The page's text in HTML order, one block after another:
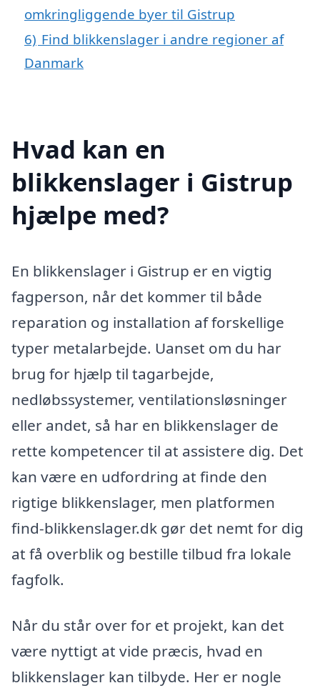
omkringliggende byer til Gistrup
6) Find blikkenslager i andre regioner af
Danmark
Hvad kan en
blikkenslager i Gistrup
hjælpe med?
En blikkenslager i Gistrup er en vigtig
fagperson, når det kommer til både
reparation og installation af forskellige
typer metalarbejde. Uanset om du har
brug for hjælp til tagarbejde,
nedløbssystemer, ventilationsløsninger
eller andet, så har en blikkenslager de
rette kompetencer til at assistere dig. Det
kan være en udfordring at finde den
rigtige blikkenslager, men platformen
find-blikkenslager.dk gør det nemt for dig
at få overblik og bestille tilbud fra lokale
fagfolk.
Når du står over for et projekt, kan det
være nyttigt at vide præcis, hvad en
blikkenslager kan tilbyde. Her er nogle